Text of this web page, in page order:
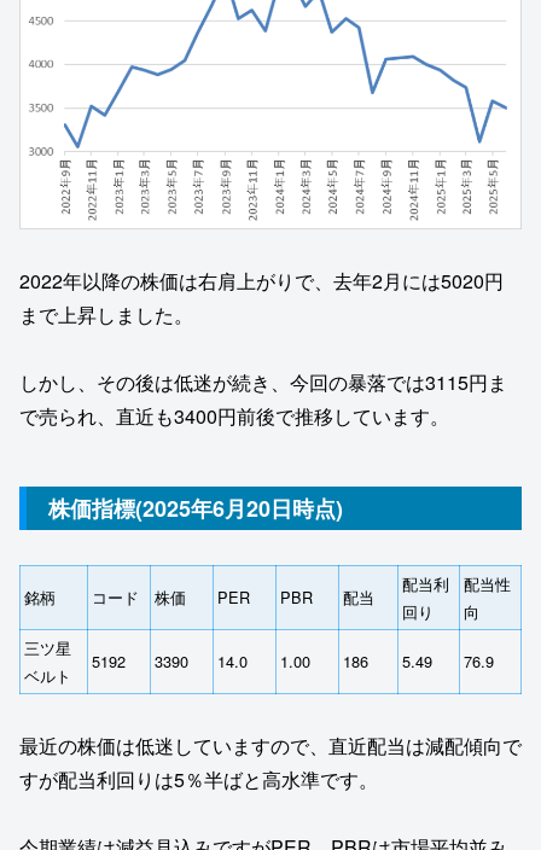
2022年以降の株価は右肩上がりで、去年2月には5020円
まで上昇しました。
しかし、その後は低迷が続き、今回の暴落では3115円ま
で売られ、直近も3400円前後で推移しています。
株価指標(2025年6月20日時点)
銘柄 コード 株価 PER PBR 配当
配当利
回り
配当性
向
三ツ星
ベルト
5192 3390 14.0 1.00 186 5.49 76.9
最近の株価は低迷していますので、直近配当は減配傾向で
すが配当利回りは5％半ばと高水準です。